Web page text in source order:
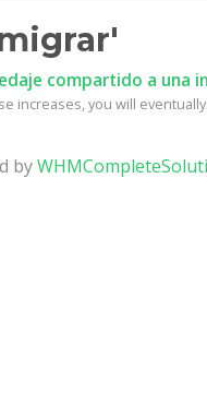
compartido a una
increases, you will
by